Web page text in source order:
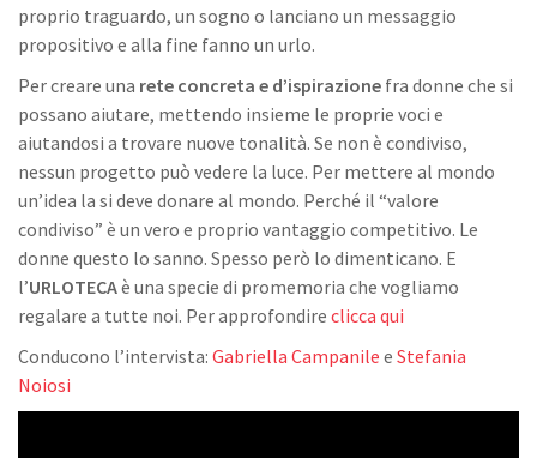
proprio traguardo, un sogno o lanciano un messaggio
propositivo e alla fine fanno un urlo.
Per creare una rete concreta e d’ispirazione fra donne che si
possano aiutare, mettendo insieme le proprie voci e
aiutandosi a trovare nuove tonalità. Se non è condiviso,
nessun progetto può vedere la luce. Per mettere al mondo
un’idea la si deve donare al mondo. Perché il “valore
condiviso” è un vero e proprio vantaggio competitivo. Le
donne questo lo sanno. Spesso però lo dimenticano. E
l’URLOTECAè una specie di promemoria che vogliamo
regalare a tutte noi. Per approfondire clicca qui
Conducono l’intervista: Gabriella Campanile e Stefania
Noiosi